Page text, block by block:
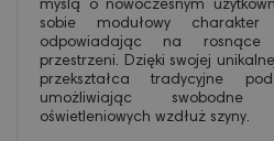
myślą o nowoczesnym
sobie modułowy
odpowiadając na rosnące
przestrzeni. Dzięki swojej
przekształca tradycyjne
umożliwiając swobodne
oświetleniowych wzdłuż szyny.